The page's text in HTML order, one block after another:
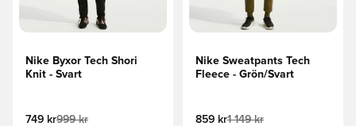
Nike Byxor Tech Shori
Knit - Svart
749 kr999 kr
Nike Sweatpants Tech
Fleece - Grön/Svart
859 kr1 149 kr